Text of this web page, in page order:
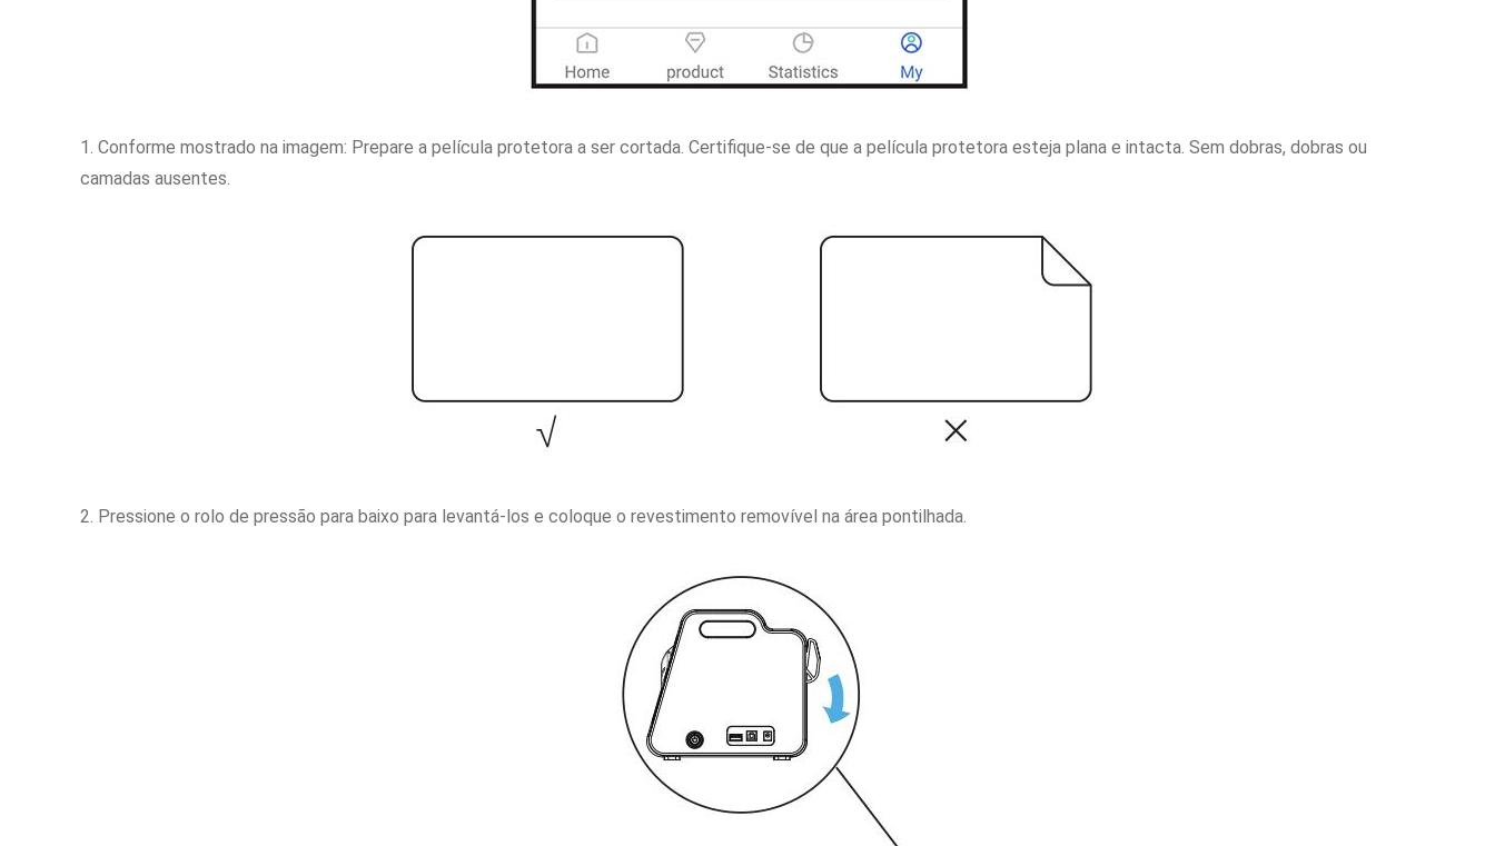
1. Conforme mostrado na imagem: Prepare a película protetora a ser cortada. Certifique-se de que a película protetora esteja plana e intacta. Sem dobras, dobras ou
camadas ausentes.
2. Pressione o rolo de pressão para baixo para levantá-los e coloque o revestimento removível na área pontilhada.